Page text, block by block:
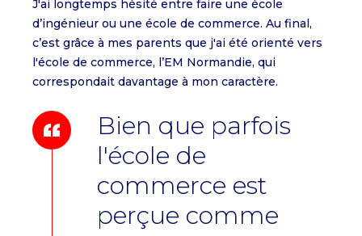
J'ai longtemps hésité entre faire une école
d’ingénieur ou une école de commerce. Au final,
c’est grâce à mes parents que j'ai été orienté vers
l'école de commerce, l’EM Normandie, qui
correspondait davantage à mon caractère.
Bien que parfois
l'école de
commerce est
perçue comme